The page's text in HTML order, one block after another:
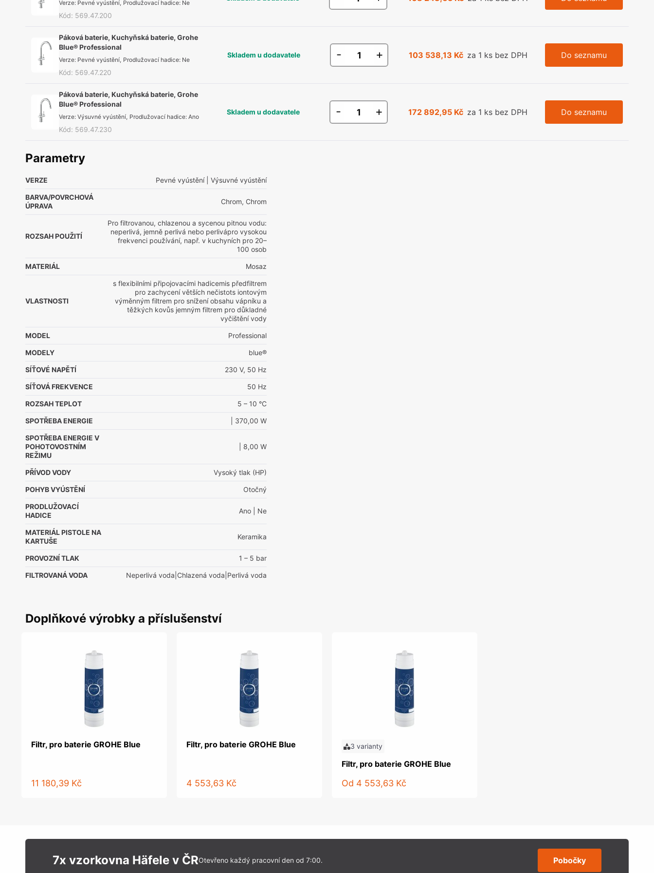
Verze: Pevné vyústění, Prodlužovací hadice: Ne
Kód: 569.47.200
Páková baterie, Kuchyňská baterie, Grohe
Blue® Professional
Verze: Pevné vyústění, Prodlužovací hadice: Ne
Kód: 569.47.220
Skladem u dodavatele - + 103 538,13 Kč za 1 ks bez DPH Do seznamu
Páková baterie, Kuchyňská baterie, Grohe
Blue® Professional
Verze: Výsuvné vyústění, Prodlužovací hadice: Ano
Kód: 569.47.230
Skladem u dodavatele - + 172 892,95 Kč za 1 ks bez DPH Do seznamu
Parametry
VERZE Pevné vyústění| Výsuvné vyústění
BARVA/POVRCHOVÁ
ÚPRAVA
Chrom, Chrom
ROZSAH POUŽITÍ
Pro filtrovanou, chlazenou a sycenou pitnou vodu:
neperlivá, jemně perlivá nebo perlivápro vysokou
frekvenci používání, např. v kuchyních pro 20–
100 osob
MATERIÁL Mosaz
VLASTNOSTI
s flexibilními připojovacími hadicemis předfiltrem
pro zachycení větších nečistots iontovým
výměnným filtrem pro snížení obsahu vápníku a
těžkých kovůs jemným filtrem pro důkladné
vyčištění vody
MODEL Professional
MODELY blue®
SÍŤOVÉ NAPĚTÍ 230 V, 50 Hz
SÍŤOVÁ FREKVENCE 50 Hz
ROZSAH TEPLOT 5 – 10 °C
SPOTŘEBA ENERGIE | 370,00 W
SPOTŘEBA ENERGIE V
POHOTOVOSTNÍM
REŽIMU
| 8,00 W
PŘÍVOD VODY Vysoký tlak (HP)
POHYB VYÚSTĚNÍ Otočný
PRODLUŽOVACÍ
HADICE
Ano | Ne
MATERIÁL PISTOLE NA
KARTUŠE
Keramika
PROVOZNÍ TLAK 1 – 5 bar
FILTROVANÁ VODA Neperlivá voda|Chlazená voda|Perlivá voda
Doplňkové výrobky a příslušenství
Filtr, pro baterie GROHE Blue
11 180,39 Kč
Filtr, pro baterie GROHE Blue
4 553,63 Kč
3 varianty
Filtr, pro baterie GROHE Blue
Od 4 553,63 Kč
7x vzorkovna Häfele v ČROtevřeno každý pracovní den od 7:00. Pobočky